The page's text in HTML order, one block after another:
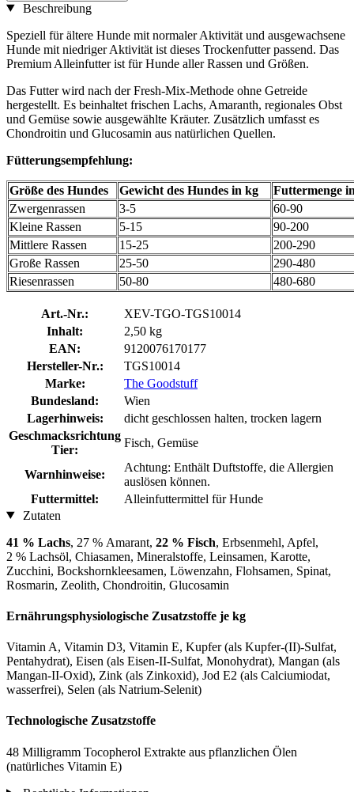
Beschreibung
Speziell für ältere Hunde mit normaler Aktivität und ausgewachsene
Hunde mit niedriger Aktivität ist dieses Trockenfutter passend. Das
Premium Alleinfutter ist für Hunde aller Rassen und Größen.
Das Futter wird nach der Fresh-Mix-Methode ohne Getreide
hergestellt. Es beinhaltet frischen Lachs, Amaranth, regionales Obst
und Gemüse sowie ausgewählte Kräuter. Zusätzlich umfasst es
Chondroitin und Glucosamin aus natürlichen Quellen.
Fütterungsempfehlung:
Größe des Hundes Gewicht des Hundes in kg
Futtermenge
Zwergenrassen
3-5
60-90
Kleine Rassen
5-15
90-200
Mittlere Rassen
15-25
200-290
Große Rassen
25-50
290-480
Riesenrassen
50-80 480-680
Art.-Nr.:
XEV-TGO-TGS10014
Inhalt:
2,50 kg
EAN:
9120076170177
Hersteller-Nr.:
TGS10014
Marke:
The Goodstuff
Bundesland:
Wien
Lagerhinweis:
dicht geschlossen halten, trocken lagern
Geschmacksrichtung
Tier:
Fisch, Gemüse
Warnhinweise:
Achtung: Enthält Duftstoffe, die Allergien
auslösen können.
Futtermittel:
Alleinfuttermittel für Hunde
Zutaten
41 % Lachs, 27 % Amarant, 22 % Fisch, Erbsenmehl, Apfel,
2 % Lachsöl, Chiasamen, Mineralstoffe, Leinsamen, Karotte,
Zucchini, Bockshornkleesamen, Löwenzahn, Flohsamen, Spinat,
Rosmarin, Zeolith, Chondroitin, Glucosamin
Ernährungsphysiologische Zusatzstoffe je kg
Vitamin A, Vitamin D3, Vitamin E, Kupfer (als Kupfer-(II)-Sulfat,
Pentahydrat), Eisen (als Eisen-II-Sulfat, Monohydrat), Mangan (als
Mangan-II-Oxid), Zink (als Zinkoxid), Jod E2 (als Calciumiodat,
wasserfrei), Selen (als Natrium-Selenit)
Technologische Zusatzstoffe
48 Milligramm Tocopherol Extrakte aus pflanzlichen Ölen
(natürliches Vitamin E)